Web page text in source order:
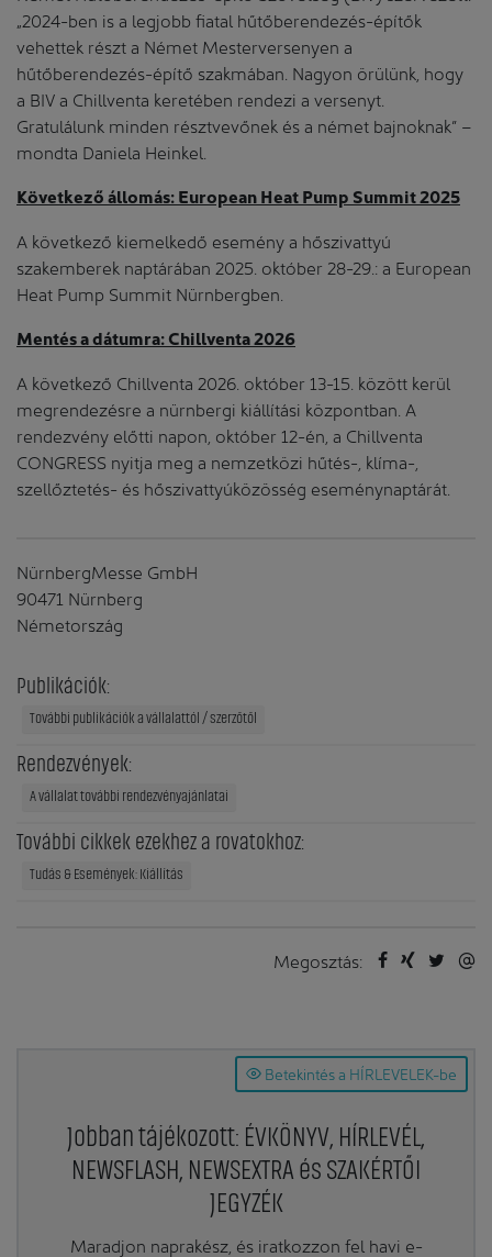
„2024-ben is a legjobb fiatal hűtőberendezés-építők
vehettek részt a Német Mesterversenyen a
hűtőberendezés-építő szakmában. Nagyon örülünk, hogy
a BIV a Chillventa keretében rendezi a versenyt.
Gratulálunk minden résztvevőnek és a német bajnoknak” –
mondta Daniela Heinkel.
Következő állomás: European Heat Pump Summit 2025
A következő kiemelkedő esemény a hőszivattyú
szakemberek naptárában 2025. október 28-29.: a European
Heat Pump Summit Nürnbergben.
Mentés a dátumra: Chillventa 2026
A következő Chillventa 2026. október 13-15. között kerül
megrendezésre a nürnbergi kiállítási központban. A
rendezvény előtti napon, október 12-én, a Chillventa
CONGRESS nyitja meg a nemzetközi hűtés-, klíma-,
szellőztetés- és hőszivattyúközösség eseménynaptárát.
NürnbergMesse GmbH
90471 Nürnberg
Németország
Publikációk:
További publikációk a vállalattól / szerzőtől
Rendezvények:
A vállalat további rendezvényajánlatai
További cikkek ezekhez a rovatokhoz:
Tudás & Események: Kiállítás
Megosztás:
Betekintés a HÍRLEVELEK-be
Jobban tájékozott: ÉVKÖNYV, HÍRLEVÉL,
NEWSFLASH, NEWSEXTRA és SZAKÉRTŐI
JEGYZÉK
Maradjon naprakész, és iratkozzon fel havi e-